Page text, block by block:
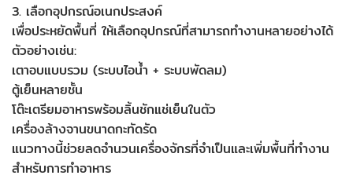
3. เลือกอุปกรณ์อเนกประสงค์
เพื่อประหยัดพื้นที่ ให้เลือกอุปกรณ์ที่สามารถทำงานหลายอย่างได้
ตัวอย่างเช่น:
เตาอบแบบรวม (ระบบไอน้ำ + ระบบพัดลม)
ตู้เย็นหลายชั้น
โต๊ะเตรียมอาหารพร้อมลิ้นชักแช่เย็นในตัว
เครื่องล้างจานขนาดกะทัดรัด
แนวทางนี้ช่วยลดจำนวนเครื่องจักรที่จำเป็นและเพิ่มพื้นที่ทำงาน
สำหรับการทำอาหาร